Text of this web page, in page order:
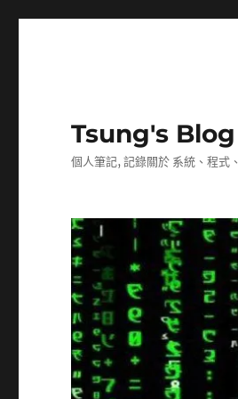
Tsung's Blog
個人筆記, 記錄關於 系統、程式